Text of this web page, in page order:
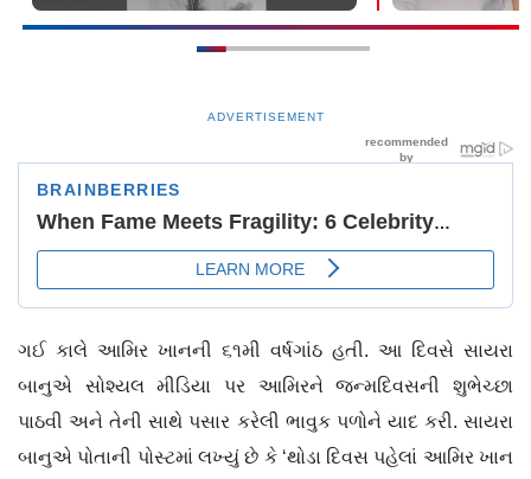
ADVERTISEMENT
ગઈ કાલે આમિર ખાનની ૬૧મી વર્ષગાંઠ હતી. આ દિવસે સાયરા
બાનુએ સોશ્યલ મીડિયા પર આમિરને જન્મદિવસની શુભેચ્છા
પાઠવી અને તેની સાથે પસાર કરેલી ભાવુક પળોને યાદ કરી. સાયરા
બાનુએ પોતાની પોસ્ટમાં લખ્યું છે કે ‘થોડા દિવસ પહેલાં આમિર ખાન